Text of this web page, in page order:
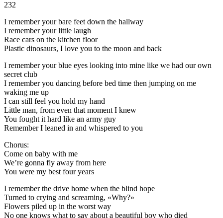
232
I remember your bare feet down the hallway
I remember your little laugh
Race cars on the kitchen floor
Plastic dinosaurs, I love you to the moon and back
I remember your blue eyes looking into mine like we had our own
secret club
I remember you dancing before bed time then jumping on me
waking me up
I can still feel you hold my hand
Little man, from even that moment I knew
You fought it hard like an army guy
Remember I leaned in and whispered to you
Chorus:
Come on baby with me
We’re gonna fly away from here
You were my best four years
I remember the drive home when the blind hope
Turned to crying and screaming, «Why?»
Flowers piled up in the worst way
No one knows what to say about a beautiful boy who died